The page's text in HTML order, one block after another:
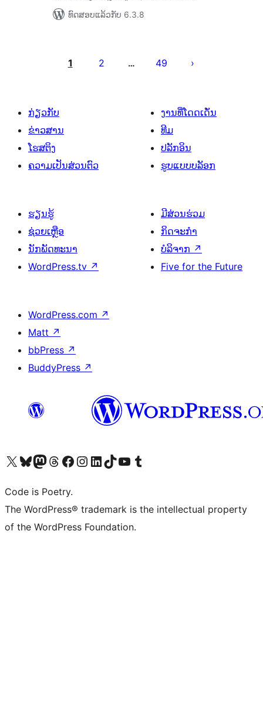
ທົດສອບແລ້ວກັບ 6.3.8
ແບ່ງ
1 2 … 49
ກ່ຽວກັບ
ຂ່າວສານ
ໂຮສຕິງ
ຄວາມເປັນສ່ວນຕົວ
ງານທີ່ໂດດເດັ່ນ
ທີມ
ປລັກອິນ
ຮູບແບບບລັອກ
ຮຽນຮູ້
ຊ່ວຍເຫຼືອ
ນັກພັດທະນາ
WordPress.tv ↗
ມີສ່ວນຮ່ວມ
ກິດຈະກຳ
ບໍລິຈາກ ↗
Five for the Future
WordPress.com ↗
Matt ↗
bbPress ↗
BuddyPress ↗
ຢ້ຽມຊົມບັນຊີ X (ຊື່ເກົ່າ Twitter) ຂອງພວກເຮົາຢ້ຽມຊົມບັນຊີ Bluesky ຂອງພວກເຮົາຢ້ຽມຊົມບັນຊີ Mastodon ຂອງພວກເຮົາຢ້ຽມຊົມບັນຊີ Threads ຂອງພວກເຮົາຢ້ຽມຊົມໜ້າ Facebook ຂອງພວກເຮົາຢ້ຽມຊົມບັນຊີ Instagram ຂອງພວກເຮົາຢ້ຽມຊົມບັນຊີ LinkedIn ຂອງພວກເຮົາຢ້ຽມຊົມບັນຊີ TikTok ຂອງພວກເຮົາຢ້ຽມຊົມຊ່ອງ YouTube ຂອງພວກເຮົາຢ້ຽມຊົມບັນຊີ Tumblr ຂອງພວກເຮົາ
Code is Poetry.
The WordPress® trademark is the intellectual property
of the WordPress Foundation.